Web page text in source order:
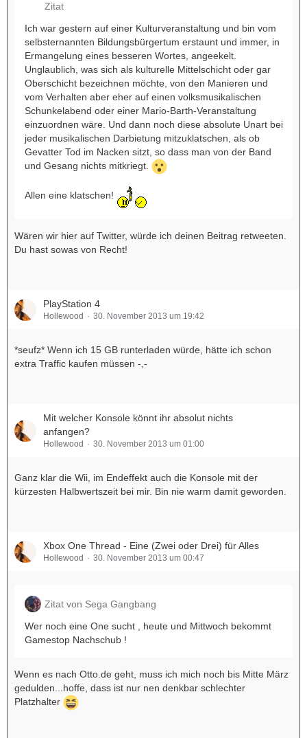
Zitat
Ich war gestern auf einer Kulturveranstaltung und bin vom
selbsternannten Bildungsbürgertum erstaunt und immer, in
Ermangelung eines besseren Wortes, angeekelt.
Unglaublich, was sich als kulturelle Mittelschicht oder gar
Oberschicht bezeichnen möchte, von den Manieren und
vom Verhalten aber eher auf einen volksmusikalischen
Schunkelabend oder einer Mario-Barth-Veranstaltung
einzuordnen wäre. Und dann noch diese absolute Unart bei
jeder musikalischen Darbietung mitzuklatschen, als ob
Gevatter Tod im Nacken sitzt, so dass man von der Band
und Gesang nichts mitkriegt.
Allen eine klatschen!
Wären wir hier auf Twitter, würde ich deinen Beitrag retweeten.
Du hast sowas von Recht!
PlayStation 4
Hollewood 30. November 2013 um 19:42
*seufz* Wenn ich 15 GB runterladen würde, hätte ich schon
extra Traffic kaufen müssen -,-
Mit welcher Konsole könnt ihr absolut nichts
anfangen?
Hollewood 30. November 2013 um 01:00
Ganz klar die Wii, im Endeffekt auch die Konsole mit der
kürzesten Halbwertszeit bei mir. Bin nie warm damit geworden.
Xbox One Thread - Eine (Zwei oder Drei) für Alles
Hollewood 30. November 2013 um 00:47
Zitat von Sega Gangbang
Wer noch eine One sucht , heute und Mittwoch bekommt
Gamestop Nachschub !
Wenn es nach Otto.de geht, muss ich mich noch bis Mitte März
gedulden...hoffe, dass ist nur nen denkbar schlechter
Platzhalter